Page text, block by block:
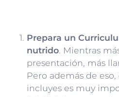
Prepara un
nutrido. Mientras
presentación, más
Pero además de
incluyes es muy